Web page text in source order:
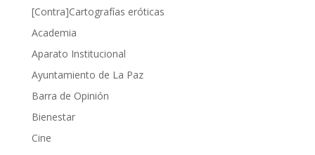
[Contra]Cartografías eróticas
Academia
Aparato Institucional
Ayuntamiento de La Paz
Barra de Opinión
Bienestar
Cine